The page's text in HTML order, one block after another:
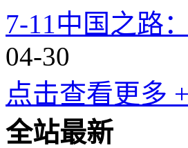
7-11中国之路
04-30
点击查看更多 +
全站最新